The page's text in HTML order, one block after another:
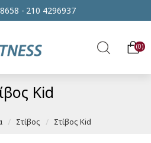
- 210 4296937
0
Στίβος Στίβος Kid
Kid